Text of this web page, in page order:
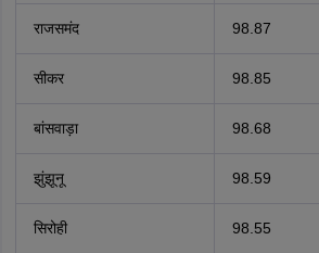
राजसमंद 98.87
सीकर 98.85
बांसवाड़ा 98.68
झुंझूनू 98.59
सिरोही 98.55